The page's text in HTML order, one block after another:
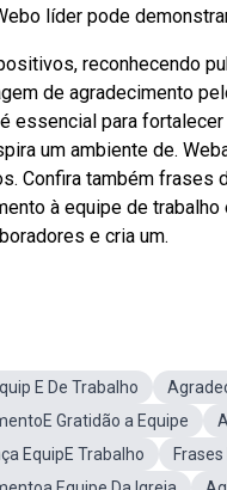
líder pode
reconhecendo
de agradecimento
essencial para
um ambiente de.
Confira também frases
à equipe de
e cria um.
E De Trabalho
Gratidão a Equipe
EquipE Trabalho